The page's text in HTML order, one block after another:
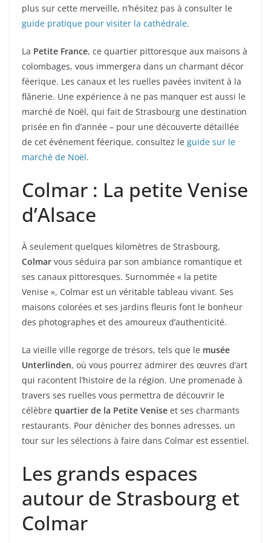
plus sur cette merveille, n’hésitez pas à consulter le
guide pratique pour visiter la cathédrale.
La Petite France, ce quartier pittoresque aux maisons à
colombages, vous immergera dans un charmant décor
féerique. Les canaux et les ruelles pavées invitent à la
flânerie. Une expérience à ne pas manquer est aussi le
marché de Noël, qui fait de Strasbourg une destination
prisée en fin d’année – pour une découverte détaillée
de cet événement féerique, consultez le guide sur le
marché de Noël.
Colmar : La petite Venise
d’Alsace
À seulement quelques kilomètres de Strasbourg,
Colmar vous séduira par son ambiance romantique et
ses canaux pittoresques. Surnommée « la petite
Venise », Colmar est un véritable tableau vivant. Ses
maisons colorées et ses jardins fleuris font le bonheur
des photographes et des amoureux d’authenticité.
La vieille ville regorge de trésors, tels que le musée
Unterlinden, où vous pourrez admirer des œuvres d’art
qui racontent l’histoire de la région. Une promenade à
travers ses ruelles vous permettra de découvrir le
célèbre quartier de la Petite Venise et ses charmants
restaurants. Pour dénicher des bonnes adresses, un
tour sur les sélections à faire dans Colmar est essentiel.
Les grands espaces
autour de Strasbourg et
Colmar